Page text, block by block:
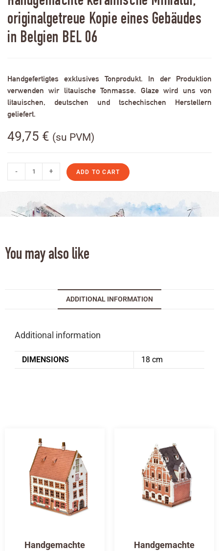
originalgetreue Kopie eines Gebäudes
in Belgien BEL 06
Handgefertigtes exklusives Tonprodukt. In der Produktion
verwenden wir litauische Tonmasse. Glaze wird uns von
litauischen, deutschen und tschechischen Herstellern
geliefert.
49,75 € (su PVM)
- + ADD TO CART
You may also like
ADDITIONAL INFORMATION
Additional information
DIMENSIONS 18 cm
Handgemachte
Handgemachte